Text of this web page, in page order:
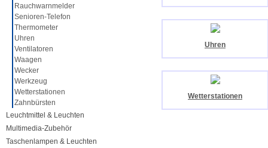
Rauchwarnmelder
Senioren-Telefon
Thermometer
Uhren
Ventilatoren
Waagen
Wecker
Werkzeug
Wetterstationen
Zahnbürsten
Leuchtmittel & Leuchten
Multimedia-Zubehör
Taschenlampen & Leuchten
Uhren
Wetterstationen